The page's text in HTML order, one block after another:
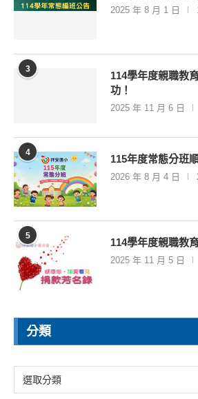
2025 年 8 月 1 日
3
114學年度親職教
功！
2025 年 11 月 6 日
4
115年度常態分班
2026 年 8 月 4 日
5
114學年度親職教
2025 年 11 月 5 日
分類